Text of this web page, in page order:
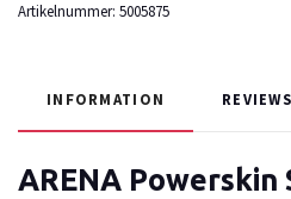
Artikelnummer: 5005875
INFORMATION REVIEWS
ARENA Powerskin